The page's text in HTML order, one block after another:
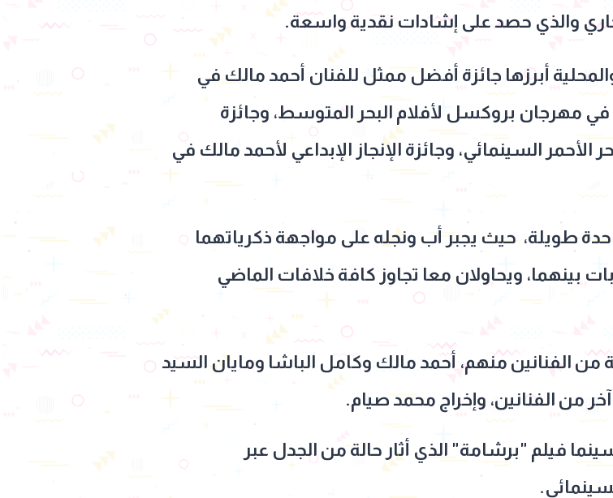
أبرزها جائزة أفضل ممثل للفنان أحمد مالكفي
في مهرجان بروكسل لأفلام البحر المتوسط، وجائزة
السينمائي، وجائزة الإنجاز الإبداعي لأحمد مالك في
طويلة، حيث يجبر أب ونجله على مواجهة ذكرياتهما
بينهما، ويحاولان معا تجاوز كافة خلافات الماضي
الفنانين منهم، أحمد مالك وكامل الباشا ومايان السيد
من الفنانين، وإخراج محمد صيام.
فيلم "برشامة" الذي أثار حالة من الجدل عبر